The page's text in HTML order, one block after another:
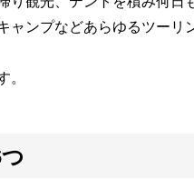
ャンプなどあらゆるツーリ